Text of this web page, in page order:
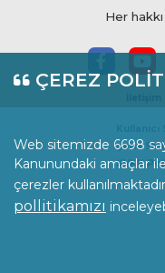
ÇEREZ
Web sitemizde 6698
Kanunundaki amaçlar
çerezler
pollitikamızı
Her
İçerik
KVKK